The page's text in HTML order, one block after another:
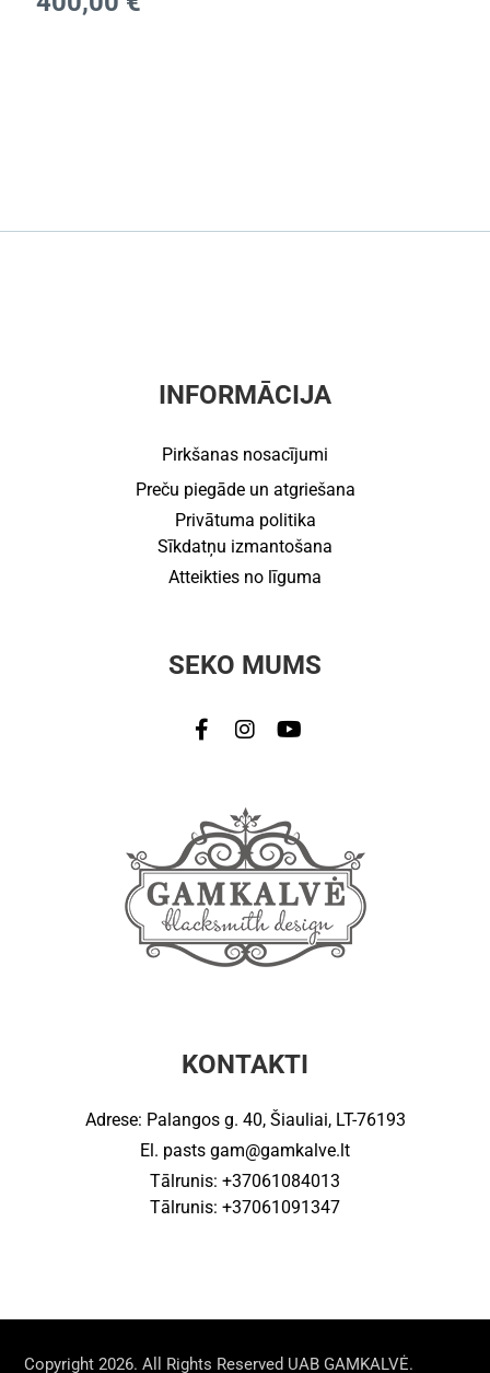
INFORMĀCIJA
Pirkšanas nosacījumi
Preču piegāde un atgriešana
Privātuma politika
Sīkdatņu izmantošana
Atteikties no līguma
SEKO MUMS
KONTAKTI
Adrese: Palangos g. 40, Šiauliai, LT-76193
El. pasts gam@gamkalve.lt
Tālrunis: +37061084013
Tālrunis: +37061091347
Copyright 2026. All Rights Reserved UAB GAMKALVĖ.